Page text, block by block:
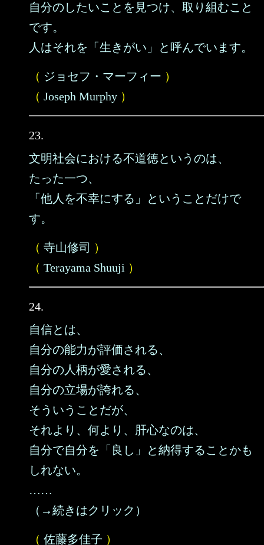
自分のしたいことを見つけ、取り組むこと
です。
人はそれを「生きがい」と呼んでいます。
（ ジョセフ・マーフィー ）
（ Joseph Murphy ）
23.
文明社会における不道徳というのは、
たった一つ、
「他人を不幸にする」ということだけで
す。
（ 寺山修司 ）
（ Terayama Shuuji ）
24.
自信とは、
自分の能力が評価される、
自分の人柄が愛される、
自分の立場が誇れる、
そういうことだが、
それより、何より、肝心なのは、
自分で自分を「良し」と納得することかも
しれない。
……
（→続きはクリック）
（ 佐藤多佳子 ）